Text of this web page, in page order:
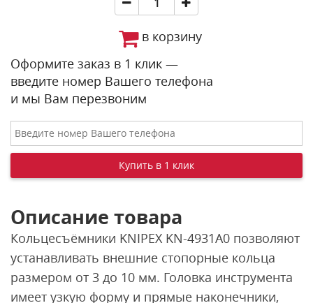
в корзину
Оформите заказ в 1 клик —
введите номер Вашего телефона
и мы Вам перезвоним
Описание товара
Кольцесъёмники KNIPEX KN-4931A0 позволяют
устанавливать внешние стопорные кольца
размером от 3 до 10 мм. Головка инструмента
имеет узкую форму и прямые наконечники,